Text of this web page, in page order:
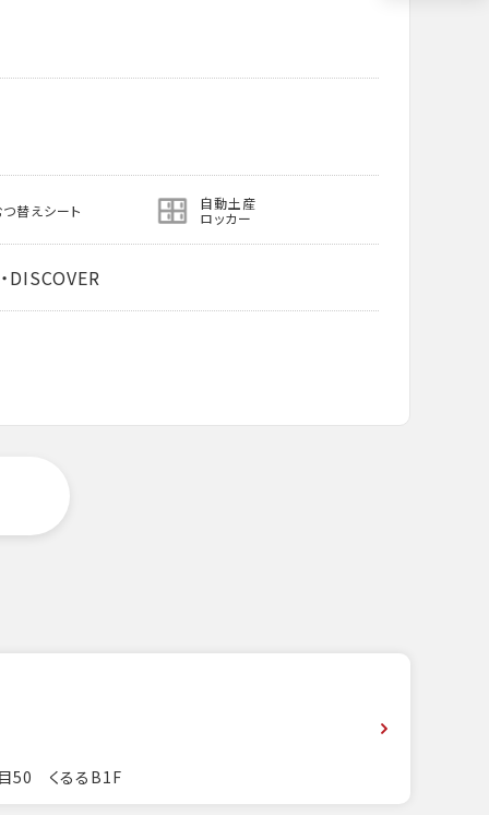
替えシート 自動土産
ロッカー
DISCOVER
50 くるるB1F